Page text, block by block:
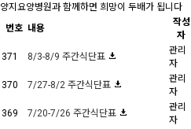
양지요양병원과 함께하면 희망이 두배가 됩니다
번호 내용
작성
자
371 8/3-8/9 주간식단표
관리
자
370 7/27-8/2 주간식단표
관리
자
369 7/20-7/26 주간식단표
관리
자